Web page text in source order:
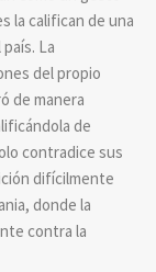
la califican de una
La
del propio
de manera
de
contradice sus
difícilmente
donde la
contra la